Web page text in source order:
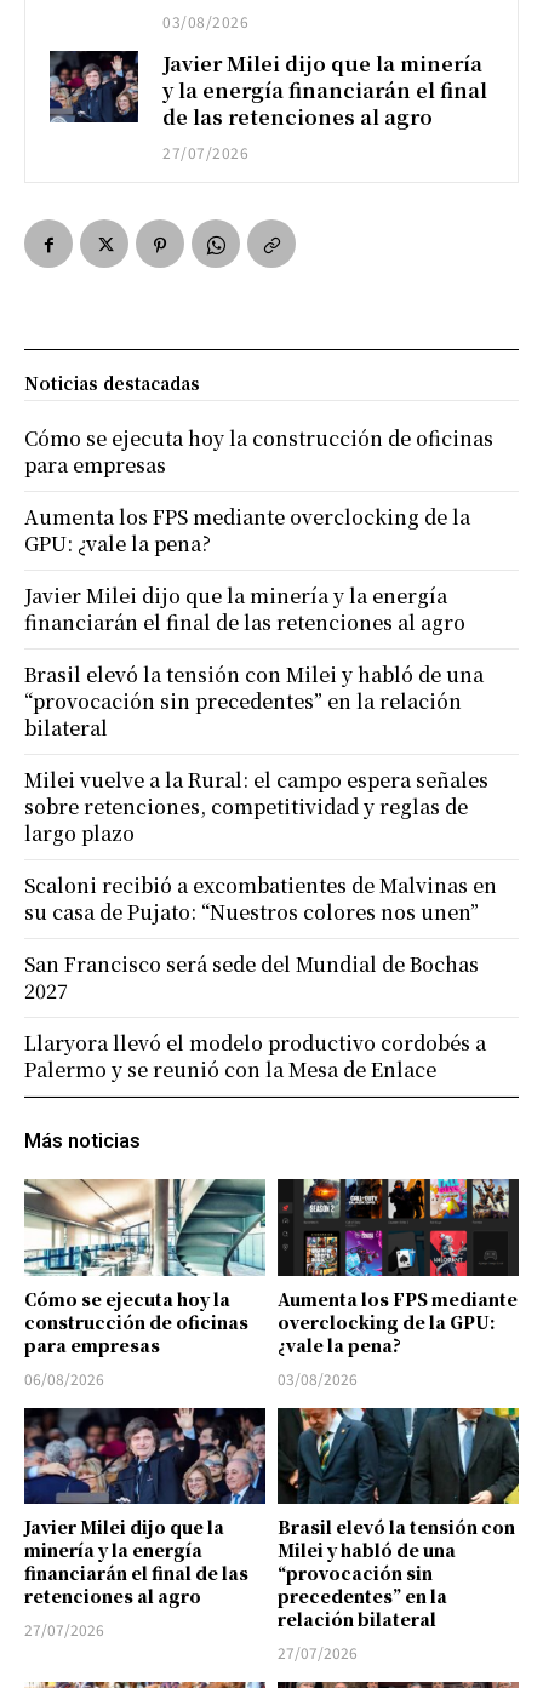
03/08/2026
Javier Milei dijo que la minería
y la energía financiarán el final
de las retenciones al agro
27/07/2026
Más noticias
Cómo se ejecuta hoy la
construcción de oficinas
para empresas
06/08/2026
Aumenta los FPS mediante
overclocking de la GPU:
¿vale la pena?
03/08/2026
Javier Milei dijo que la
minería y la energía
financiarán el final de las
retenciones al agro
27/07/2026
Brasil elevó la tensión con
Milei y habló de una
“provocación sin
precedentes” en la
relación bilateral
27/07/2026
Noticias destacadas
Cómo se ejecuta hoy la construcción de oficinas
para empresas
Aumenta los FPS mediante overclocking de la
GPU: ¿vale la pena?
Javier Milei dijo que la minería y la energía
financiarán el final de las retenciones al agro
Brasil elevó la tensión con Milei y habló de una
“provocación sin precedentes” en la relación
bilateral
Milei vuelve a la Rural: el campo espera señales
sobre retenciones, competitividad y reglas de
largo plazo
Scaloni recibió a excombatientes de Malvinas en
su casa de Pujato: “Nuestros colores nos unen”
San Francisco será sede del Mundial de Bochas
2027
Llaryora llevó el modelo productivo cordobés a
Palermo y se reunió con la Mesa de Enlace